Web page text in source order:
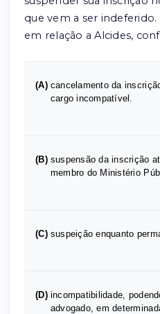
que vem a ser
em relação a Alcides,
(A) cancelamento da
cargo incompatível.
(B) suspensão da inscrição
membro do Ministério
(C) suspeição enquanto
(D) incompatibilidade,
advogado, em